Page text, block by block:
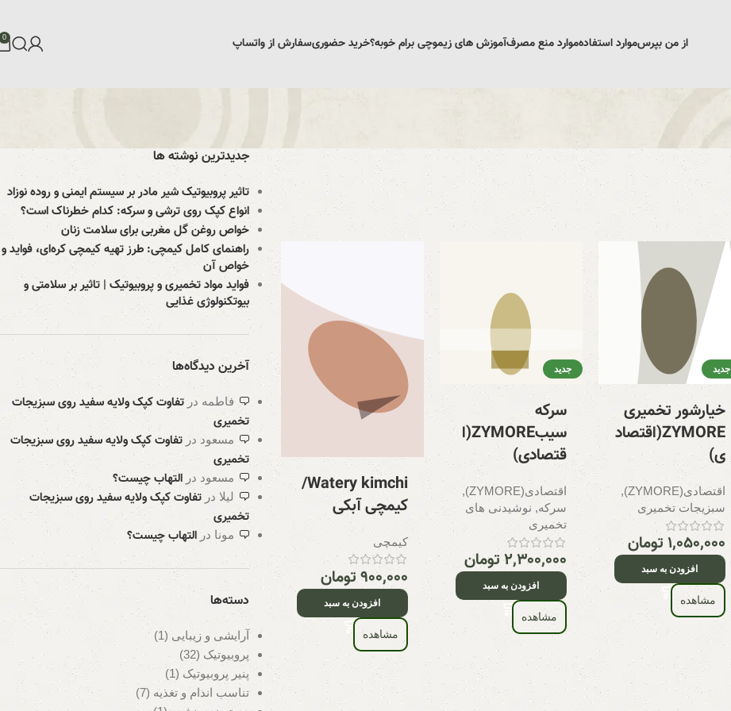
از من بپرسموارد استفادهموارد منع مصرفآموزش های زیموچی برام خوبه؟خرید حضوریسفارش از واتساپ 0
جدید
خیارشور تخمیری
ZYMORE(اقتصاد
ی)
اقتصادی(ZYMORE)
,
سبزیجات تخمیری
۱,۰۵۰,۰۰۰تومان
افزودن به سبد
مشاهده
جدید
سرکه
سیبZYMORE(ا
قتصادی)
اقتصادی(ZYMORE)
,
سرکه, نوشیدنی های
تخمیری
۲,۳۰۰,۰۰۰تومان
افزودن به سبد
مشاهده
Watery kimchi/
کیمچی آبکی
کیمچی
۹۰۰,۰۰۰تومان
افزودن به سبد
مشاهده
لیمو تخمیری
چاشنی پروبیوتیک,
سبزیجات تخمیری
۷۵۰,۰۰۰تومان
افزودن به سبد
مشاهده
500 گرم
کیمچی کره‌ای
سبزیجات تخمیری
کیمچی
۱,۲۰۰,۰۰۰
انتخاب گزینه ها
مشاهده
جدیدترین نوشته ها
تاثیر پروبیوتیک‌ شیر مادر بر سیستم ایمنی و روده نوزاد
انواع کپک روی ترشی و سرکه: کدام خطرناک است؟
خواص روغن گل مغربی برای سلامت زنان
راهنمای کامل کیمچی: طرز تهیه کیمچی کره‌ای، فواید و
خواص آن
فواید مواد تخمیری و پروبیوتیک | تاثیر بر سلامتی و
بیوتکنولوژی غذایی​
آخرین دیدگاه‌ها
فاطمه درتفاوت کپک ولایه سفید روی سبزیجات
تخمیری
مسعود درتفاوت کپک ولایه سفید روی سبزیجات
تخمیری
مسعود درالتهاب چیست؟
لیلا درتفاوت کپک ولایه سفید روی سبزیجات
تخمیری
مونا درالتهاب چیست؟
دسته‌ها
آرایشی و زیبایی (1)
پروبیوتیک (32)
پنیر پروبیوتیک (1)
تناسب اندام و تغذیه(7)